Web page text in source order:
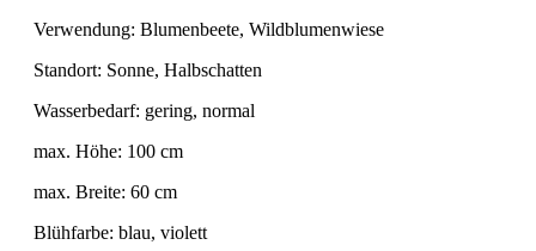
Verwendung: Blumenbeete, Wildblumenwiese
Standort: Sonne, Halbschatten
Wasserbedarf: gering, normal
max. Höhe: 100 cm
max. Breite: 60 cm
Blühfarbe: blau, violett